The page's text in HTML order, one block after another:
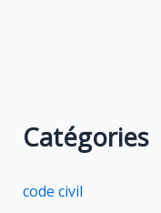
Catégories
code civil